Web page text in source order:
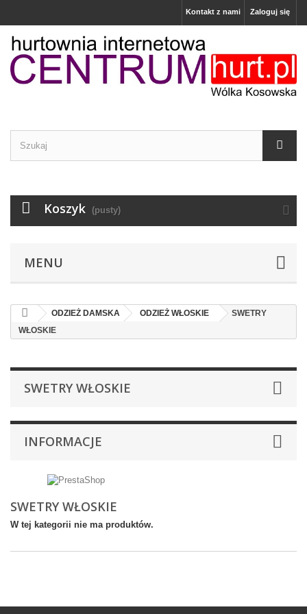
Zaloguj się
Kontakt z nami
Koszyk (pusty)
MENU
ODZIEŻ DAMSKA ODZIEŻ WŁOSKIE
SWETRY
WŁOSKIE
SWETRY WŁOSKIE
INFORMACJE
SWETRY WŁOSKIE
W tej kategorii nie ma produktów.